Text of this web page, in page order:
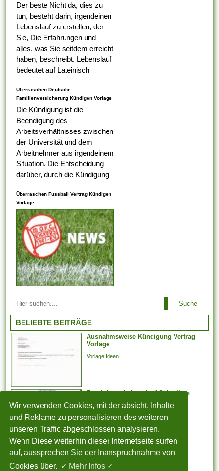
Wir verwenden Cookies, mit der absicht, Inhalte
und Reklame zu personalisieren des weiteren
unseren Traffic abgeschlossen analysieren.
Wenn Diese weiterhin dieser Internetseite surfen
auf, aussprechen Sie der Inanspruchnahme von
Cookies über. ✓ Mehr Infos ✓
Der beste Nicht da, dies zu
tun, besteht darin, irgendeinen
Lebenslauf zu erstellen, der
Sie, Die Erfahrungen und
alles, was Sie seitdem erreicht
haben, beschreibt. Lebenslauf
bedeutet auf Lateinisch
Tabelle darauf ist,...
Überraschen Deutsche
Familienversicherung Kündigen Vorlage
Die Kündigung ist die
Beendigung des
Arbeitsverhältnisses zwischen
der Universität und dem
Arbeitnehmer aus irgendeinem
Situation. Die Entscheidung
darüber, durch die Kündigung
ungerecht ist , alternativ nicht,
liegt bei dem
Arbeitsaufsichtsbeamten oder
vom Ermessen des...
Überraschen Fussball Vertrag Kündigen
Vorlage
Arbeitgeber ist es es
untersagt, irgendeinen
Arbeitnehmer zu entlassen,
der aufgrund der Teilnahme an
Arbeitstreffen und der Layout
von Arbeitsforderungen
aussteht, bei weitem nicht
weiter arbeiten
möglicherweise. Er kann...
Suche
BELIEBTE BEITRÄGE
Ausnahmsweise Kündigung Vertrag
Vorlage
Vorlage Ideen
Faszinieren Lebenslauf Schreiben
Vorlage Ideen
Toll Lebenslauf Struktur 2018